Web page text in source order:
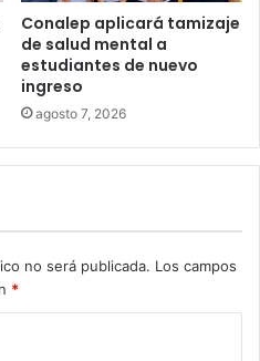
Conalep aplicará tamizaje
de salud mental a
estudiantes de nuevo
ingreso
agosto 7, 2026
no será publicada. Los campos
*